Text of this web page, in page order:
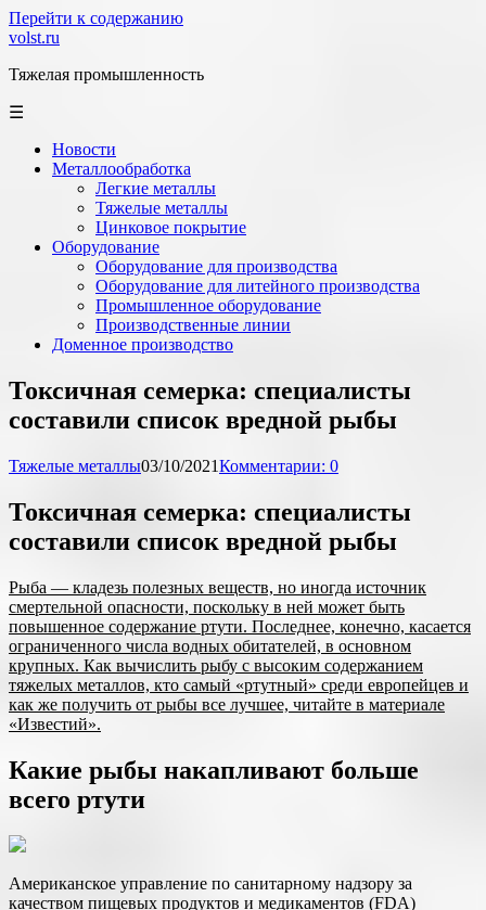
Перейти к содержанию
volst.ru
Тяжелая промышленность
☰
Новости
Металлообработка
Легкие металлы
Тяжелые металлы
Цинковое покрытие
Оборудование
Оборудование для производства
Оборудование для литейного производства
Промышленное оборудование
Производственные линии
Доменное производство
Токсичная семерка: специалисты
составили список вредной рыбы
Тяжелые металлы03/10/2021Комментарии: 0
Токсичная семерка: специалисты
составили список вредной рыбы
Рыба — кладезь полезных веществ, но иногда источник
смертельной опасности, поскольку в ней может быть
повышенное содержание ртути. Последнее, конечно, касается
ограниченного числа водных обитателей, в основном
крупных. Как вычислить рыбу с высоким содержанием
тяжелых металлов, кто самый «ртутный» среди европейцев и
как же получить от рыбы все лучшее, читайте в материале
«Известий».
Какие рыбы накапливают больше
всего ртути
Американское управление по санитарному надзору за
качеством пищевых продуктов и медикаментов (FDA)